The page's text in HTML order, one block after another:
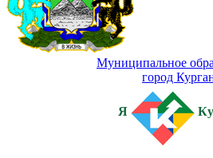
Муниципальное
город
Я